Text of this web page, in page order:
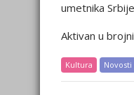
umetnika
Aktivan u
Kultura Novosti